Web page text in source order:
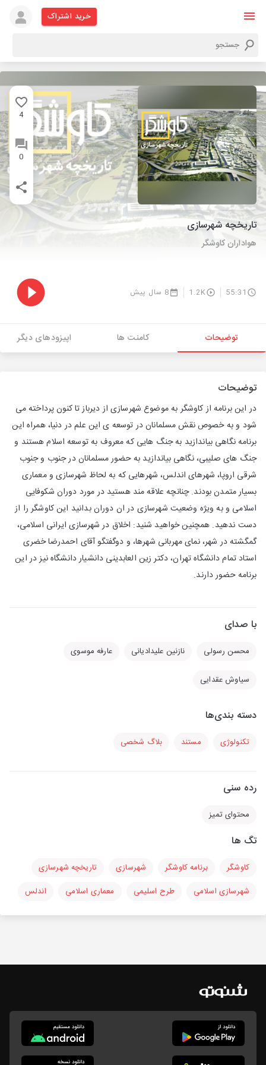
خرید اشتراک
4
0
تاریخچه شهرسازی
هواداران کاوشگر
55:31
1.2K 8 سال پیش
توضیحات کامنت ها اپیزودهای دیگر
توضیحات
در این برنامه از کاوشگر به موضوع شهرسازی از دیرباز تا کنون پرداخته می
شود و به خصوص نقش مسلمانان در توسعه ی این علم در دنیا، همراه این
برنامه نگاهی بیاندازید به جنگ هایی که معروف به توسعه اسلام هستند و
جنگ های صلیبی، نگاهی بیاندازید به حضور مسلمانان در جنوب و جنوب
شرقی اروپا، شهرهای اندلس، شهرهایی که به لحاظ شهرسازی و معماری
بسیار متمدن بودند. چنانچه علاقه مند هستید در مورد دوران شکوفایی
اسلامی و به ویژه وضعیت شهرسازی در ان دوران بدانید این کاوشگر را از
دست ندهید. همچنین خواهید شنید: اخلاق در شهرسازی ایرانی اسلامی،
گمگشته در شهر، نمای مهربانی شهرها، و دوگفتگو آقای احمدرضا خضری
استاد تمام دانشگاه تهران، دکتر زین العابدینی دانشیار دانشگاه نیز در این
برنامه حضور دارند.
با صدای
محسن رسولی نازنین علیدادیانی عارفه موسوی
سیاوش عقدایی
دسته بندی‌ها
تکنولوژی مستند بلاگ شخصی
رده سنی
محتوای تمیز
تگ ها
کاوشگر برنامه کاوشگر شهرسازی
تاریخچه شهرسازی
شهرسازی اسلامی
طرح اسلیمی معماری اسلامی اندلس